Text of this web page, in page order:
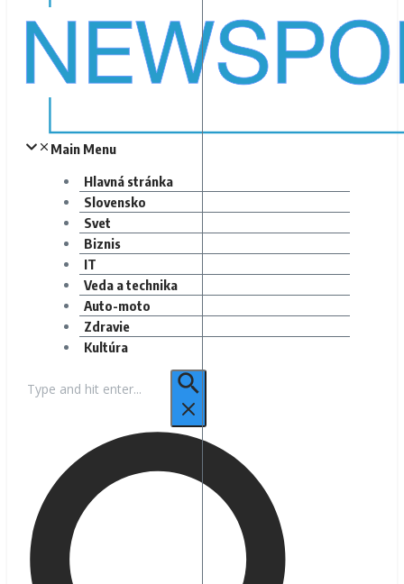
Main Menu
Hlavná stránka
Slovensko
Svet
Biznis
IT
Veda a technika
Auto-moto
Zdravie
Kultúra